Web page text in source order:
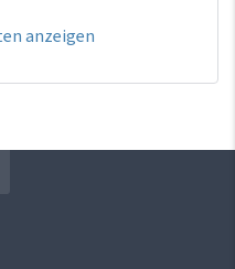
anzeigen